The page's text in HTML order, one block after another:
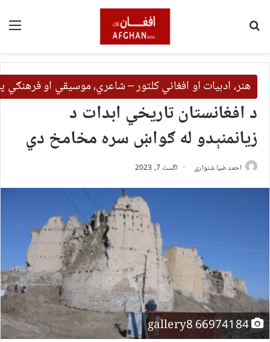
هنر، ادبیات او افغاني کلتور – شاعري، موسیقي او
د افغانستان تاریخي ابدات د
زیانمنېدو له ګواښ سره مخامخ دي
احمد ضیا شنواری اگست 7, 2023
66974184 gallery8